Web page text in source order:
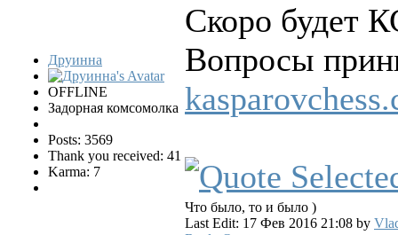
Друинна
OFFLINE
Задорная комсомолка
Posts: 3569
Thank you received: 41
Karma: 7
Скоро будет
Вопросы
Что было, то и было )
Last Edit: 17 Фев 2016 21:08 by